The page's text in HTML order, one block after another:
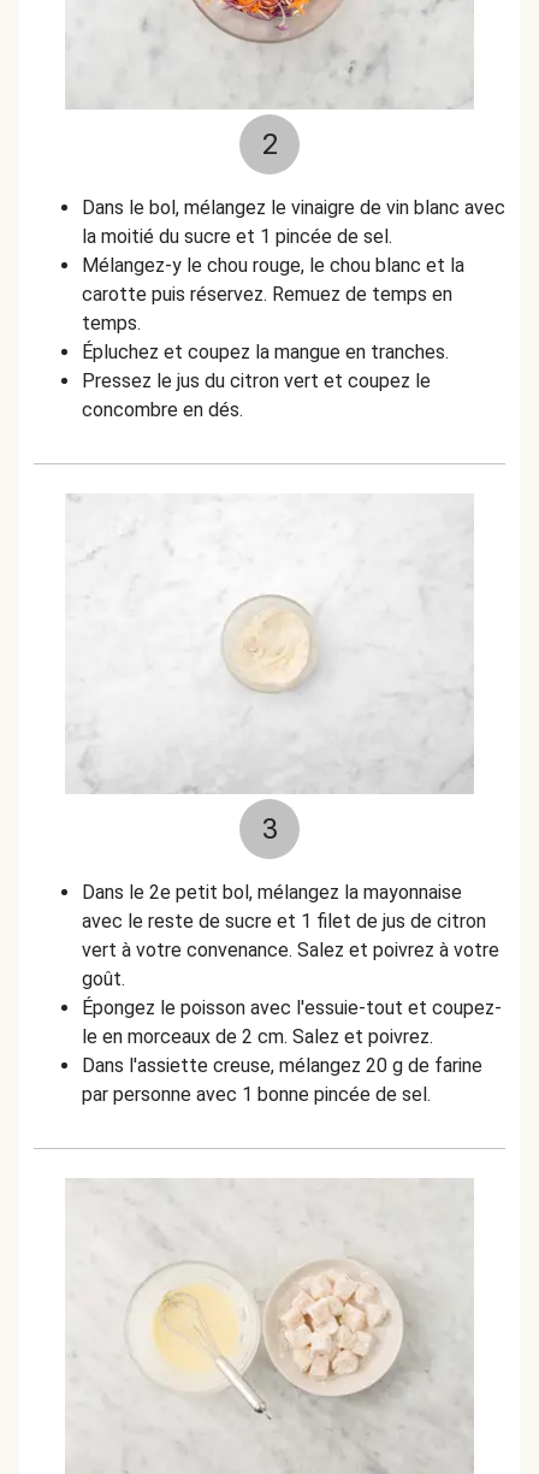
2
Dans le bol, mélangez le vinaigre de vin blanc avec
la moitié du sucre et 1 pincée de sel.
Mélangez-y le chou rouge, le chou blanc et la
carotte puis réservez. Remuez de temps en
temps.
Épluchez et coupez la mangue en tranches.
Pressez le jus du citron vert et coupez le
concombre en dés.
3
Dans le 2e petit bol, mélangez la mayonnaise
avec le reste de sucre et 1 filet de jus de citron
vert à votre convenance. Salez et poivrez à votre
goût.
Épongez le poisson avec l'essuie-tout et coupez-
le en morceaux de 2 cm. Salez et poivrez.
Dans l'assiette creuse, mélangez 20 g de farine
par personne avec 1 bonne pincée de sel.